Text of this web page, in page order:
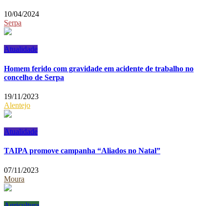
10/04/2024
Serpa
Atualidade
Homem ferido com gravidade em acidente de trabalho no
concelho de Serpa
19/11/2023
Alentejo
Atualidade
TAIPA promove campanha “Aliados no Natal”
07/11/2023
Moura